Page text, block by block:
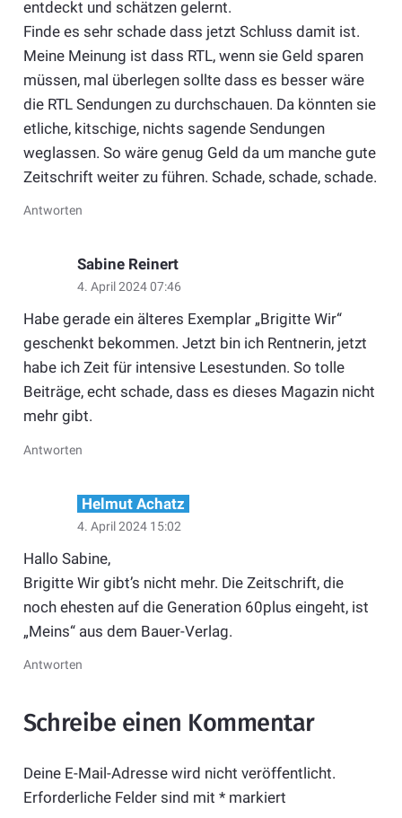
entdeckt und schätzen gelernt.
Finde es sehr schade dass jetzt Schluss damit ist.
Meine Meinung ist dass RTL, wenn sie Geld sparen
müssen, mal überlegen sollte dass es besser wäre
die RTL Sendungen zu durchschauen. Da könnten sie
etliche, kitschige, nichts sagende Sendungen
weglassen. So wäre genug Geld da um manche gute
Zeitschrift weiter zu führen. Schade, schade, schade.
Antworten
Sabine Reinert
4. April 2024 07:46
Habe gerade ein älteres Exemplar „Brigitte Wir“
geschenkt bekommen. Jetzt bin ich Rentnerin, jetzt
habe ich Zeit für intensive Lesestunden. So tolle
Beiträge, echt schade, dass es dieses Magazin nicht
mehr gibt.
Antworten
Helmut Achatz
4. April 2024 15:02
Hallo Sabine,
Brigitte Wir gibt’s nicht mehr. Die Zeitschrift, die
noch ehesten auf die Generation 60plus eingeht, ist
„Meins“ aus dem Bauer-Verlag.
Antworten
Schreibe einen Kommentar
Deine E-Mail-Adresse wird nicht veröffentlicht.
Erforderliche Felder sind mit *markiert